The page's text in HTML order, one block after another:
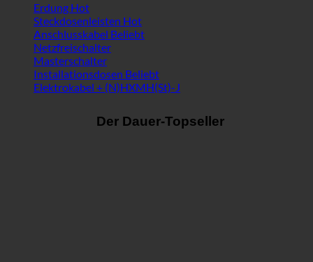
Erdung
Steckdosenleisten
Anschlusskabel
Netzfreischalter
Masterschalter
Installationsdosen
Elektrokabel + (N)HXMH(St)-J
Der Dauer-Topseller